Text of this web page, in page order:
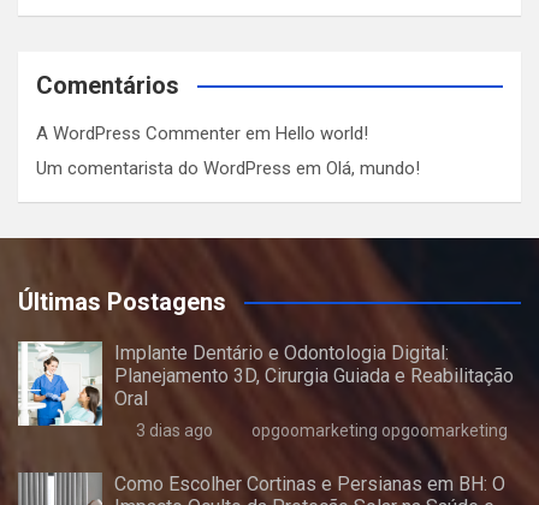
Comentários
A WordPress Commenter em Hello world!
Um comentarista do WordPress em Olá, mundo!
Últimas Postagens
Implante Dentário e Odontologia Digital:
Planejamento 3D, Cirurgia Guiada e Reabilitação
Oral
3 dias ago opgoomarketing opgoomarketing
Como Escolher Cortinas e Persianas em BH: O